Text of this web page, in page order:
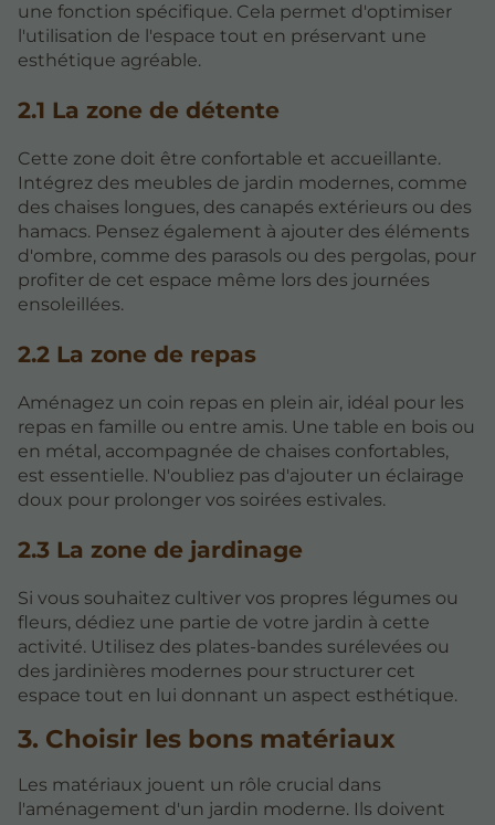
une fonction spécifique. Cela permet d'optimiser
l'utilisation de l'espace tout en préservant une
esthétique agréable.
2.1 La zone de détente
Cette zone doit être confortable et accueillante.
Intégrez des meubles de jardin modernes, comme
des chaises longues, des canapés extérieurs ou des
hamacs. Pensez également à ajouter des éléments
d'ombre, comme des parasols ou des pergolas, pour
profiter de cet espace même lors des journées
ensoleillées.
2.2 La zone de repas
Aménagez un coin repas en plein air, idéal pour les
repas en famille ou entre amis. Une table en bois ou
en métal, accompagnée de chaises confortables,
est essentielle. N'oubliez pas d'ajouter un éclairage
doux pour prolonger vos soirées estivales.
2.3 La zone de jardinage
Si vous souhaitez cultiver vos propres légumes ou
fleurs, dédiez une partie de votre jardin à cette
activité. Utilisez des plates-bandes surélevées ou
des jardinières modernes pour structurer cet
espace tout en lui donnant un aspect esthétique.
3. Choisir les bons matériaux
Les matériaux jouent un rôle crucial dans
l'aménagement d'un jardin moderne. Ils doivent